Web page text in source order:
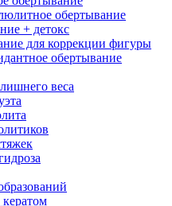
обертывание
+ детокс
для коррекции фигуры
обертывание
веса